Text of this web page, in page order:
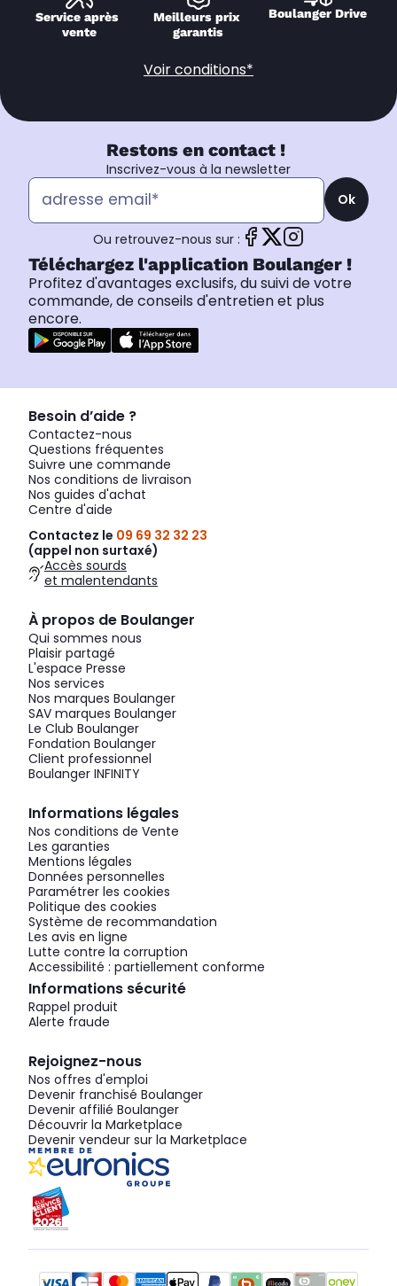
Service après
vente
Meilleurs prix
garantis
Boulanger Drive
Voir conditions*
Restons en contact !
Inscrivez-vous à la newsletter
Ok
Ou retrouvez-nous sur :
Téléchargez l'application Boulanger !
Profitez d'avantages exclusifs, du suivi de votre
commande, de conseils d'entretien et plus
encore.
Besoin d’aide ?
Contactez-nous
Questions fréquentes
Suivre une commande
Nos conditions de livraison
Nos guides d'achat
Centre d'aide
Contactez le 09 69 32 32 23
(appel non surtaxé)
Accès sourds
et malentendants
À propos de Boulanger
Qui sommes nous
Plaisir partagé
L'espace Presse
Nos services
Nos marques Boulanger
SAV marques Boulanger
Le Club Boulanger
Fondation Boulanger
Client professionnel
Boulanger INFINITY
Informations légales
Nos conditions de Vente
Les garanties
Mentions légales
Données personnelles
Paramétrer les cookies
Politique des cookies
Système de recommandation
Les avis en ligne
Lutte contre la corruption
Accessibilité : partiellement conforme
Informations sécurité
Rappel produit
Alerte fraude
Rejoignez-nous
Nos offres d'emploi
Devenir franchisé Boulanger
Devenir affilié Boulanger
Découvrir la Marketplace
Devenir vendeur sur la Marketplace